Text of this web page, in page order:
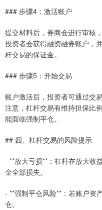
### 步骤4：激活账户
提交材料后，券商会进行审核
投资者会获得融资融券账户，
杆交易的保证金。
### 步骤5：开始交易
账户激活后，投资者可通过交
注意，杠杆交易有维持担保比
能面临强制平仓。
## 四、杠杆交易的风险提示
- **放大亏损**：杠杆在放大收
金全部损失。
- **强制平仓风险**：若账户资
仓。